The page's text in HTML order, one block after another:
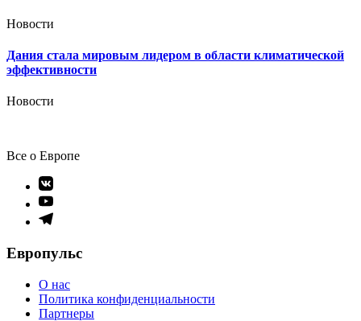
Новости
Дания стала мировым лидером в области климатической
эффективности
Новости
Все о Европе
Элемент
меню
Элемент
меню
Элемент
Европульс
О нас
Политика конфиденциальности
Партнеры